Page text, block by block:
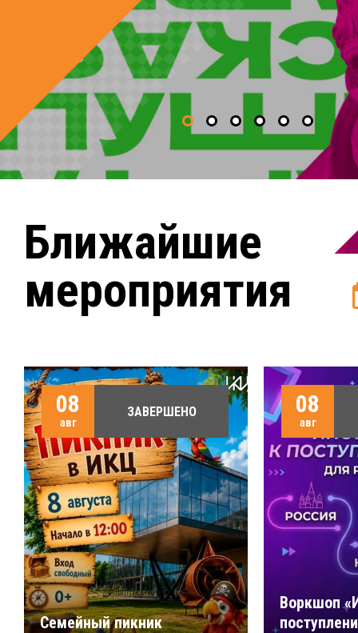
Ближайшие
мероприятия
08
авг
ЗАВЕРШЕНО
Семейный пикник
08
авг
Воркшоп